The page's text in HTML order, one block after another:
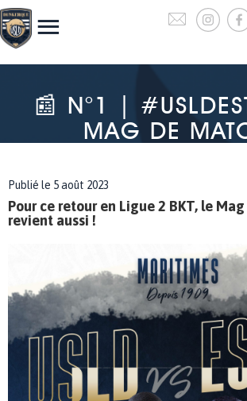
📰 N°1 |
MAG DE
Publié le 5 août 2023
Pour ce retour en Ligue 2 BKT, le
revient aussi !